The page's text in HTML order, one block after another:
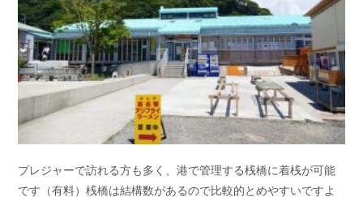
プレジャーで訪れる方も多く、港で管理する桟橋に着桟が可能
です（有料）桟橋は結構数があるので比較的とめやすいですよ